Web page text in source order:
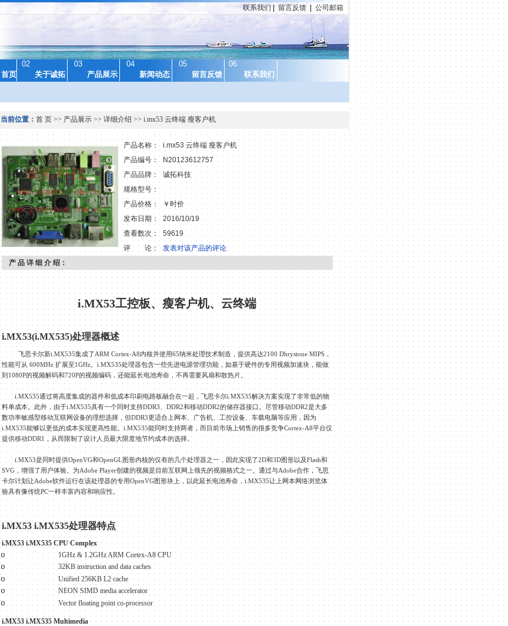
联系我们| 留言反馈 公司邮箱
02 03 04 05
06
首页
关于诚拓 产品展示 新闻动态 留言反馈 联系我们
当前位置： 首 页>> 产品展示>> 详细介绍 >> i.mx53 云终端 瘦客户机
产品名称：
i.mx53 云终端 瘦客户机
产品编号：
N20123612757
产品品牌：
诚拓科技
规格型号：
产品价格：
￥时价
发布日期：
2016/10/19
查看数次：
59619
评 论：
发表对该产品的评论
产 品 详 细 介 绍：
i.MX53工控板、瘦客户机、云终端
i.MX53(i.MX535)处理器概述
飞思卡尔新i.MX535集成了ARM Cortex-A8内核并使用65纳米处理技术制造，提供高达2100 Dhrystone MIPS，
性能可从600MHz扩展至1GHz。i.MX535处理器包含一些先进电源管理功能，如基于硬件的专用视频加速块，能做
到1080P的视频解码和720P的视频编码，还能延长电池寿命，不再需要风扇和散热片。
i.MX535通过将高度集成的器件和低成本印刷电路板融合在一起，飞思卡尔i.MX535解决方案实现了非常低的物
料单成本。此外，由于i.MX535具有一个同时支持DDR3、DDR2和移动DDR2的储存器接口。尽管移动DDR2是大多
数功率敏感型移动互联网设备的理想选择，但DDR3更适合上网本、广告机、工控设备、车载电脑等应用，因为
i.MX535能够以更低的成本实现更高性能。i.MX535能同时支持两者，而目前市场上销售的很多竞争Cortex-A8平台仅
提供移动DDR1 ，从而限制了设计人员最大限度地节约成本的选择。
i.MX53是同时提供OpenVG和OpenGL图形内核的仅有的几个处理器之一，因此实现了2D和3D图形以及Flash和
SVG，增强了用户体验。为Adobe Player创建的视频是目前互联网上领先的视频格式之一。通过与Adobe合作，飞思
卡尔计划让Adobe软件运行在该处理器的专用OpenVG图形块上，以此延长电池寿命，i.MX535让上网本网络浏览体
验具有像传统PC一样丰富内容和响应性。
i.MX53 i.MX535处理器特点
i.MX53 i.MX535 CPU Complex
o 1GHz & 1.2GHz ARM Cortex-A8 CPU
o 32KB instruction and data caches
o Unified 256KB L2 cache
o NEON SIMD media accelerator
o Vector floating point co-processor
i.MX53 i.MX535 Multimedia